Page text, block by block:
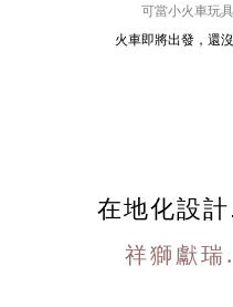
可當小火車玩
火車即將出發，還
在地化設
祥獅獻